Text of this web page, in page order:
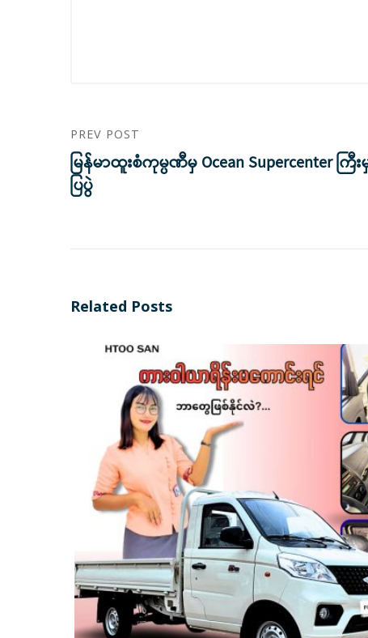
PREV POST
မြန်မာထူးစံကုမ္ပဏီမှ Ocean Supercenter က
ပြပွဲ
Related Posts